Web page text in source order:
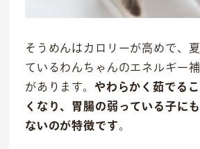
そうめんはカロリーが高めで、
ているわんちゃんのエネルギー
があります。 やわらかく茹でる
くなり、胃腸の弱っている子に
ないのが特徴です。